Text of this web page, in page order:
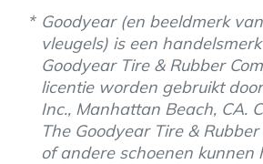
Goodyear (en beeldmerk
vleugels) is een
Goodyear Tire & Rubber
licentie worden gebruikt
Inc., Manhattan Beach, CA.
The Goodyear Tire &
of andere schoenen kunnen